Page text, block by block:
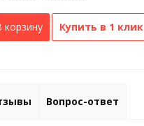
корзину Купить в 1 клик
Вопрос-ответ